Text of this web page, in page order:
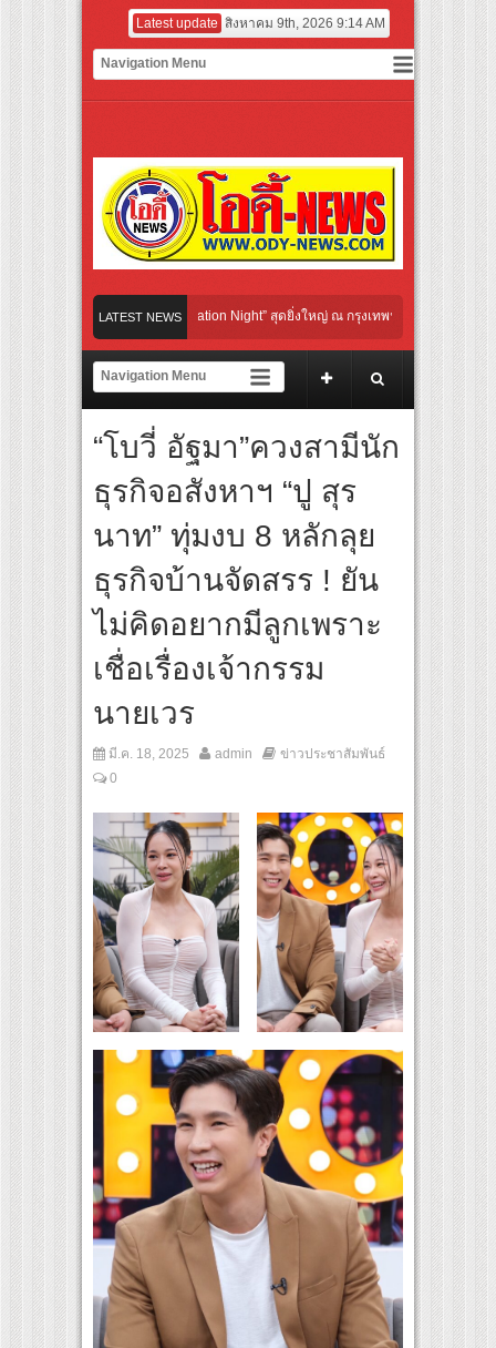
Latest update สิงหาคม 9th, 2026 9:14 AM
LATEST NEWS
Cultural Communication Night” สุดยิ่งใหญ่ ณ กรุงเทพฯ ขนทัพศิลปินชั้นนำ พร้อมกาล่
วะแอโรบิกสุดมันส์ ในกิจกรรม “EM-ROBIC DANCE FOR MOM @BENCHASIRI
ที่สุดแห่งปีจาก NUUI Starathon 8.8 “บอส-โนอึล” เปิดประเดิมเคะ-เมะ สุดเซอร์ไพร้
ดเกมใหม่ในวงการการศึกษา เปิดตัว “SCA PLUS” แพลตฟอร์มการเรียนรู้
อดการลงทุนในธุรกิจการศึกษากว่า 100 ล้านบาท
เส้นทางจาการ์ตา-กรุงเทพฯ เสริม Air Connectivity ดึงนักท่องเที่ยวคุณภาพจากอิน
Cultural Communication Night” สุดยิ่งใหญ่ ณ กรุงเทพฯ ขนทัพศิลปินชั้นนำ พร้อมกาล่
“โบวี่ อัฐมา”ควงสามีนัก
ธุรกิจอสังหาฯ “ปู สุร
นาท” ทุ่มงบ 8 หลักลุย
ธุรกิจบ้านจัดสรร ! ยัน
ไม่คิดอยากมีลูกเพราะ
เชื่อเรื่องเจ้ากรรม
นายเวร
มี.ค. 18, 2025 admin
ข่าวประชาสัมพันธ์
0